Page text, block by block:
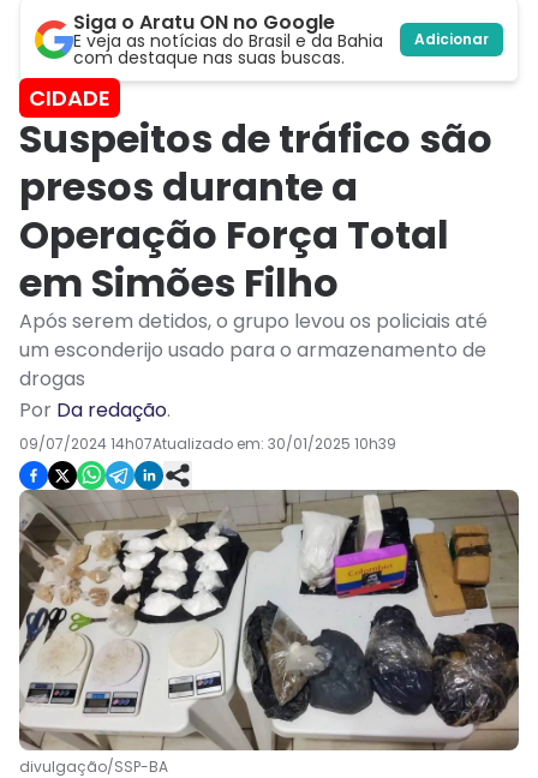
Siga o Aratu ON no Google
E veja as notícias do Brasil e da Bahia
com destaque nas suas buscas.
Adicionar
CIDADE
Suspeitos de tráfico são
presos durante a
Operação Força Total
em Simões Filho
Após serem detidos, o grupo levou os policiais até
um esconderijo usado para o armazenamento de
drogas
Por Da redação.
09/07/2024 14h07Atualizado em: 30/01/2025 10h39
divulgação/SSP-BA